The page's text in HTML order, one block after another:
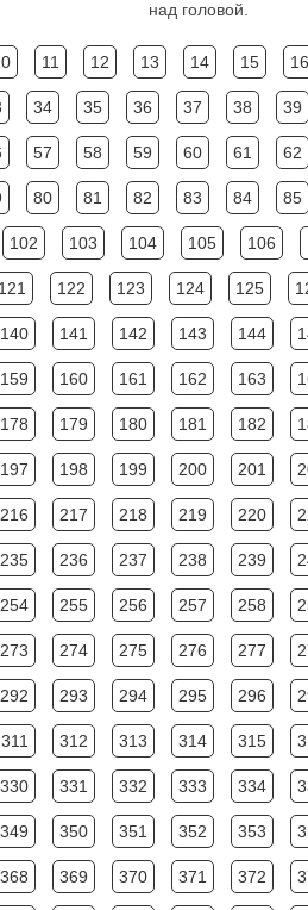
над головой.
11 12 13 14 15 16
34 35 36 37 38 39
57 58 59 60 61 62
80 81 82 83 84 85
102 103 104 105 106
121 122 123 124 125
140 141 142 143 144
159 160 161 162 163
178 179 180 181 182
197 198 199 200 201
216 217 218 219 220
235 236 237 238 239
254 255 256 257 258
273 274 275 276 277
292 293 294 295 296
311 312 313 314 315
330 331 332 333 334
349 350 351 352 353
368 369 370 371 372